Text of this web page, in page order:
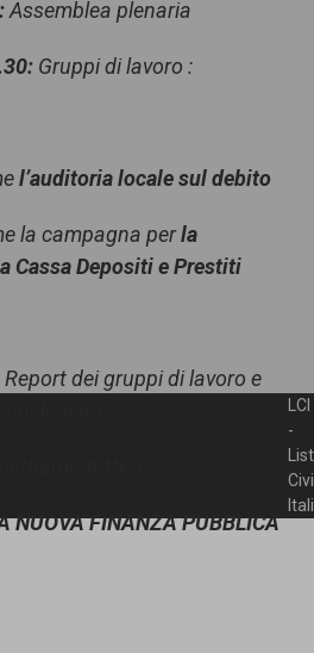
Assemblea plenaria
Gruppi di lavoro :
l’auditoria locale sul debito
la campagna perla
Cassa Depositi e Prestiti
Report dei gruppi di lavoro e
NUOVA FINANZA PUBBLICA
LCI
-